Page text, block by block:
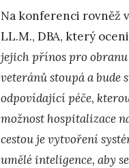
Na konferenci rovněž
LL.M., DBA, který
jejich přínos pro obranu
veteránů stoupá a
odpovídající péče,
možnost hospitalizace
cestou je vytvoření
umělé inteligence, aby